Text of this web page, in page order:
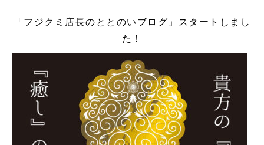
「フジクミ店長のととのいブログ」スタートしまし
た！